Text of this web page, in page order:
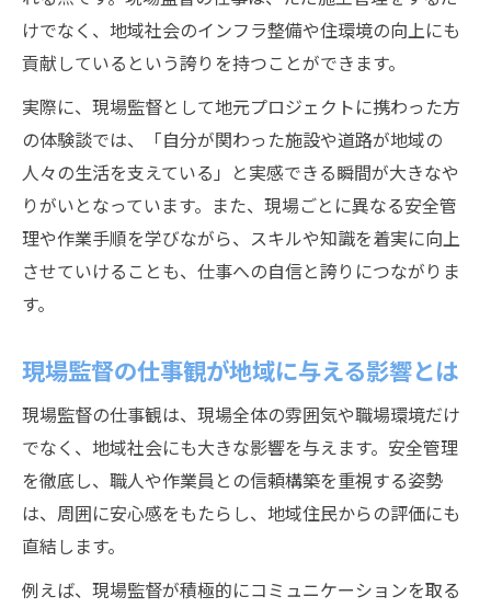
けでなく、地域社会のインフラ整備や住環境の向上にも
貢献しているという誇りを持つことができます。
実際に、現場監督として地元プロジェクトに携わった方
の体験談では、「自分が関わった施設や道路が地域の
人々の生活を支えている」と実感できる瞬間が大きなや
りがいとなっています。また、現場ごとに異なる安全管
理や作業手順を学びながら、スキルや知識を着実に向上
させていけることも、仕事への自信と誇りにつながりま
す。
現場監督の仕事観が地域に与える影響とは
現場監督の仕事観は、現場全体の雰囲気や職場環境だけ
でなく、地域社会にも大きな影響を与えます。安全管理
を徹底し、職人や作業員との信頼構築を重視する姿勢
は、周囲に安心感をもたらし、地域住民からの評価にも
直結します。
例えば、現場監督が積極的にコミュニケーションを取る